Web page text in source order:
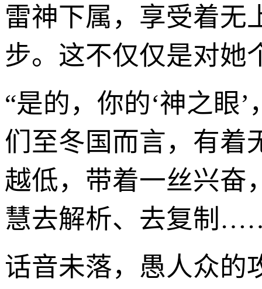
雷神下属，享受着无
步。这不仅仅是对她
“是的，你的‘神之眼
们至冬国而言，有着
越低，带着一丝兴奋
慧去解析、去复制
话音未落，愚人众的